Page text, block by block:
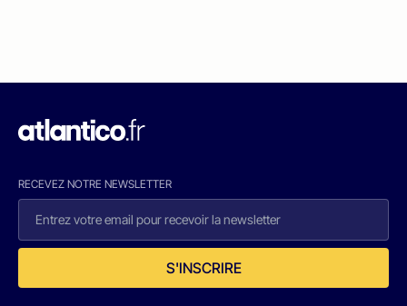
RECEVEZ NOTRE NEWSLETTER
S'INSCRIRE